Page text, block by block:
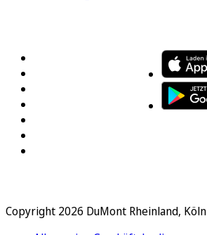
Copyright 2026 DuMont Rheinland, Köln